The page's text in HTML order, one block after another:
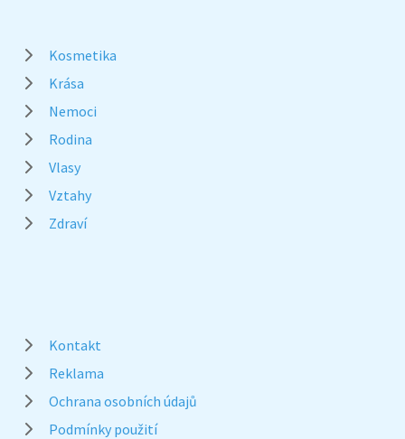
Kosmetika
Krása
Nemoci
Rodina
Vlasy
Vztahy
Zdraví
Kontakt
Reklama
Ochrana osobních údajů
Podmínky použití